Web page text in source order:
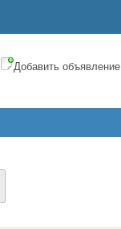
Добавить объявление